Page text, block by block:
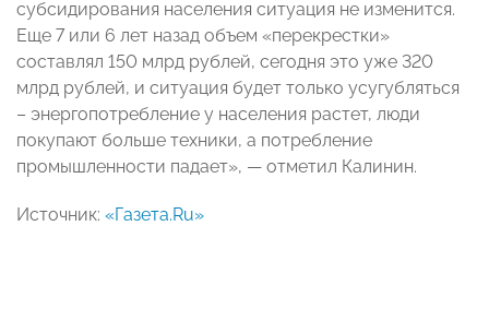
субсидирования населения ситуация не изменится.
Еще 7 или 6 лет назад объем «перекрестки»
составлял 150 млрд рублей, сегодня это уже 320
млрд рублей, и ситуация будет только усугубляться
– энергопотребление у населения растет, люди
покупают больше техники, а потребление
промышленности падает», — отметил Калинин.
Источник: «Газета.Ru»